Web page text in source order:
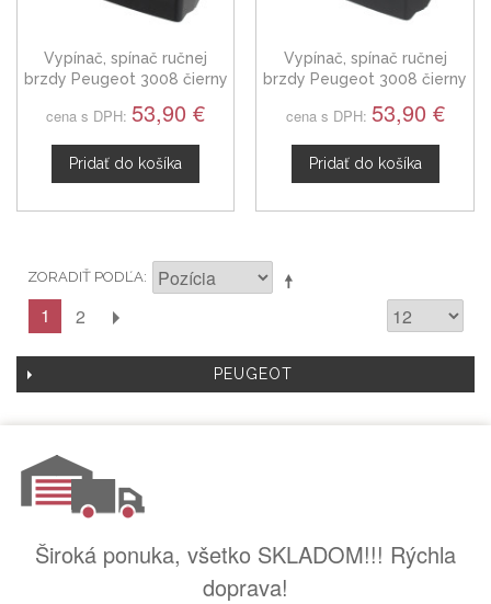
Vypínač, spínač ručnej
brzdy Peugeot 3008 čierny
cena s DPH: 53,90 €
Pridať do košíka
Vypínač, spínač ručnej
brzdy Peugeot 3008 čierny
cena s DPH: 53,90 €
Pridať do košíka
ZORADIŤ PODĽA
1 2
PEUGEOT
Široká ponuka, všetko SKLADOM!!! Rýchla
doprava!